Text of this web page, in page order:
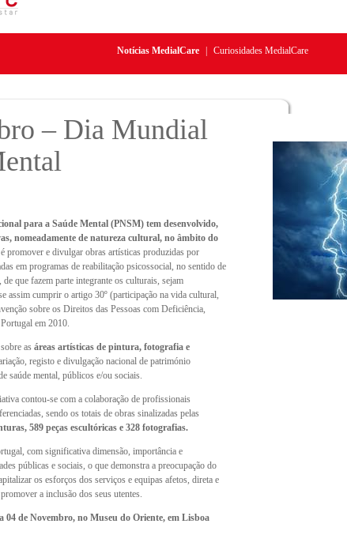
Notícias MedialCare Curiosidades MedialCare
– Dia Mundial
para a Saúde Mental (PNSM) tem desenvolvido,
nomeadamente de natureza cultural, no âmbito do
promover e divulgar obras artísticas produzidas por
em programas de reabilitação psicossocial, no sentido de
que fazem parte integrante os culturais, sejam
assim cumprir o artigo 30º (participação na vida cultural,
sobre os Direitos das Pessoas com Deficiência,
em 2010.
as áreas artísticas de pintura, fotografia e
registo e divulgação nacional de património
saúde mental, públicos e/ou sociais.
contou-se com a colaboração de profissionais
sendo os totais de obras sinalizadas pelas
589 peças escultóricas e 328 fotografias.
com significativa dimensão, importância e
públicas e sociais, o que demonstra a preocupação do
os esforços dos serviços e equipas afetos, direta e
a inclusão dos seus utentes.
04 de Novembro, no Museu do Oriente, em Lisboa